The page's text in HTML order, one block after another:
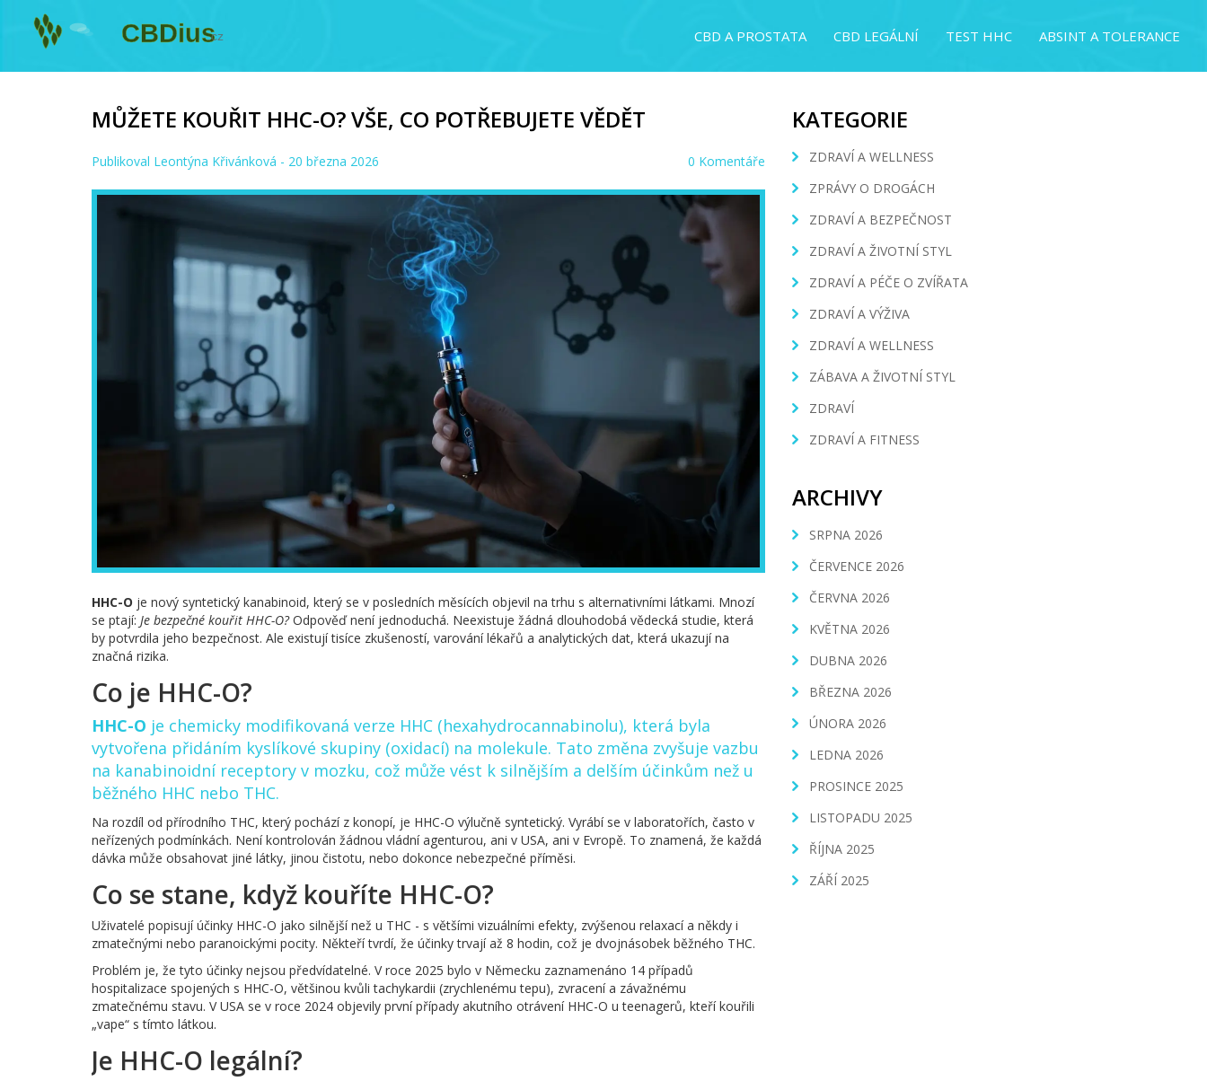
CBD A PROSTATA CBD LEGÁLNÍ TEST HHC ABSINT A TOLERANCE
MŮŽETE KOUŘIT HHC-O? VŠE, CO POTŘEBUJETE VĚDĚT
Publikoval Leontýna Křivánková - 20 března 2026 0 Komentáře
HHC-O je nový syntetický kanabinoid, který se v posledních měsících objevil na trhu s alternativními látkami. Mnozí
se ptají: Je bezpečné kouřit HHC-O?Odpověď není jednoduchá. Neexistuje žádná dlouhodobá vědecká studie, která
by potvrdila jeho bezpečnost. Ale existují tisíce zkušeností, varování lékařů a analytických dat, která ukazují na
značná rizika.
Co je HHC-O?
HHC-O je chemicky modifikovaná verze HHC (hexahydrocannabinolu), která byla
vytvořena přidáním kyslíkové skupiny (oxidací) na molekule. Tato změna zvyšuje vazbu
na kanabinoidní receptory v mozku, což může vést k silnějším a delším účinkům než u
běžného HHC nebo THC.
Na rozdíl od přírodního THC, který pochází z konopí, je HHC-O výlučně syntetický. Vyrábí se v laboratořích, často v
neřízených podmínkách. Není kontrolován žádnou vládní agenturou, ani v USA, ani v Evropě. To znamená, že každá
dávka může obsahovat jiné látky, jinou čistotu, nebo dokonce nebezpečné příměsi.
Co se stane, když kouříte HHC-O?
Uživatelé popisují účinky HHC-O jako silnější než u THC - s většími vizuálními efekty, zvýšenou relaxací a někdy i
zmatečnými nebo paranoickými pocity. Někteří tvrdí, že účinky trvají až 8 hodin, což je dvojnásobek běžného THC.
Problém je, že tyto účinky nejsou předvídatelné. V roce 2025 bylo v Německu zaznamenáno 14 případů
hospitalizace spojených s HHC-O, většinou kvůli tachykardii (zrychlenému tepu), zvracení a závažnému
zmatečnému stavu. V USA se v roce 2024 objevily první případy akutního otrávení HHC-O u teenagerů, kteří kouřili
„vape“ s tímto látkou.
Je HHC-O legální?
KATEGORIE
ZDRAVÍ A WELLNESS
ZPRÁVY O DROGÁCH
ZDRAVÍ A BEZPEČNOST
ZDRAVÍ A ŽIVOTNÍ STYL
ZDRAVÍ A PÉČE O ZVÍŘATA
ZDRAVÍ A VÝŽIVA
ZDRAVÍ A WELLNESS
ZÁBAVA A ŽIVOTNÍ STYL
ZDRAVÍ
ZDRAVÍ A FITNESS
ARCHIVY
SRPNA 2026
ČERVENCE 2026
ČERVNA 2026
KVĚTNA 2026
DUBNA 2026
BŘEZNA 2026
ÚNORA 2026
LEDNA 2026
PROSINCE 2025
LISTOPADU 2025
ŘÍJNA 2025
ZÁŘÍ 2025